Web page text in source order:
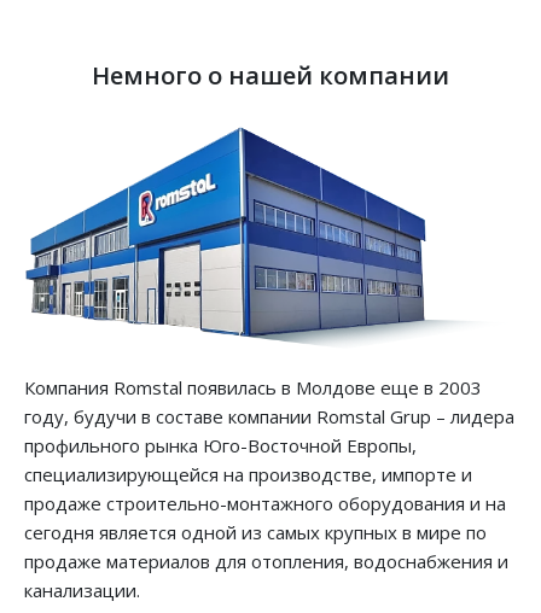
Немного о нашей компании
Компания Romstal появилась в Молдове еще в 2003
году, будучи в составе компании Romstal Grup – лидера
профильного рынка Юго-Восточной Европы,
специализирующейся на производстве, импорте и
продаже строительно-монтажного оборудования и на
сегодня является одной из самых крупных в мире по
продаже материалов для отопления, водоснабжения и
канализации.